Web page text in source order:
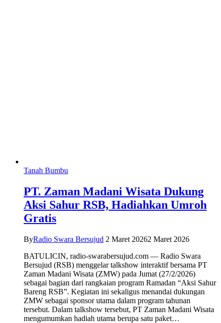
Tanah Bumbu
PT. Zaman Madani Wisata Dukung
Aksi Sahur RSB, Hadiahkan Umroh
Gratis
ByRadio Swara Bersujud 2 Maret 20262 Maret 2026
BATULICIN, radio-swarabersujud.com — Radio Swara
Bersujud (RSB) menggelar talkshow interaktif bersama PT
Zaman Madani Wisata (ZMW) pada Jumat (27/2/2026)
sebagai bagian dari rangkaian program Ramadan “Aksi Sahur
Bareng RSB”. Kegiatan ini sekaligus menandai dukungan
ZMW sebagai sponsor utama dalam program tahunan
tersebut. Dalam talkshow tersebut, PT Zaman Madani Wisata
mengumumkan hadiah utama berupa satu paket…